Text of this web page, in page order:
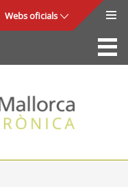
Webs oficials
La Seu
Consell de Mallorca
Accés i seguretat
Utilitats